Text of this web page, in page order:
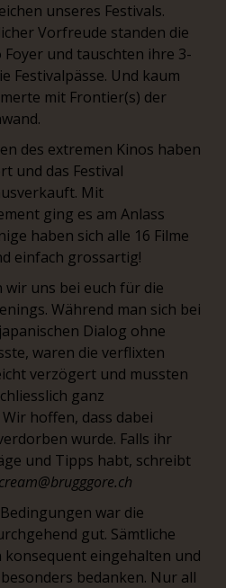
unseres Festivals.
Vorfreude standen die
und tauschten ihre 3-
Festivalpässe. Und kaum
mit Frontier(s) der
des extremen Kinos haben
und das Festival
Mit
ging es am Anlass
haben sich alle 16 Filme
einfach grossartig!
wir uns bei euch für die
Während man sich bei
Dialog ohne
waren die verflixten
verzögert und mussten
ganz
hoffen, dass dabei
wurde. Falls ihr
und Tipps habt, schreibt
war die
gut. Sämtliche
konsequent eingehalten und
bedanken. Nur all